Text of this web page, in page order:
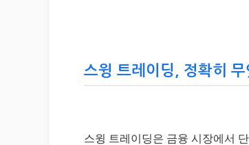
스윙 트레이딩, 정확히
스윙 트레이딩은 금융 시장에서